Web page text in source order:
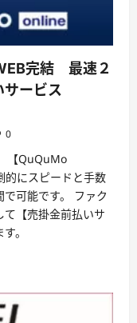
完結 最速２
サービス
0
【QuQuMo
的にスピードと手数
可能です。 ファク
【売掛金前払いサ
。